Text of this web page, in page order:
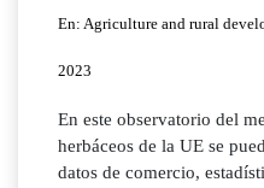
En: Agriculture and rural
2023
En este observatorio del
herbáceos de la UE se
datos de comercio,